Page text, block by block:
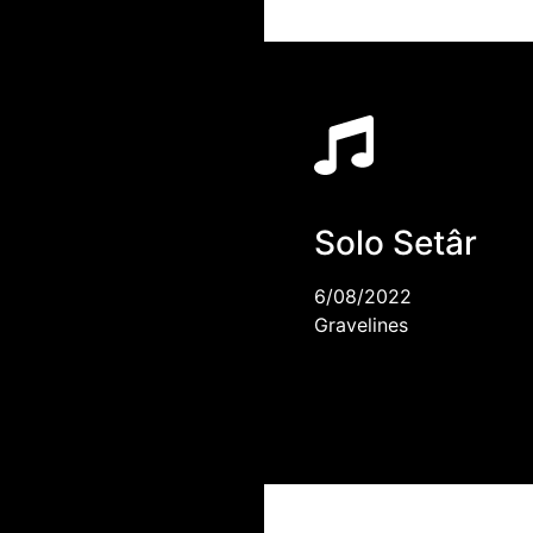
Solo Setâr
6/08/2022
Gravelines